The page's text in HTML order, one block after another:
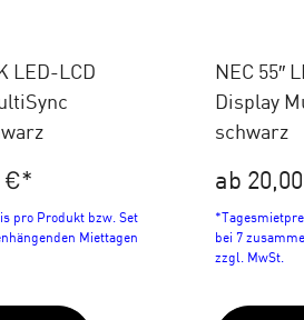
LED-LCD
€*
pro Produkt bzw. Set
Miettagen
NEC 55″
Display
schwarz
ab
bei 7
zzgl. MwSt.